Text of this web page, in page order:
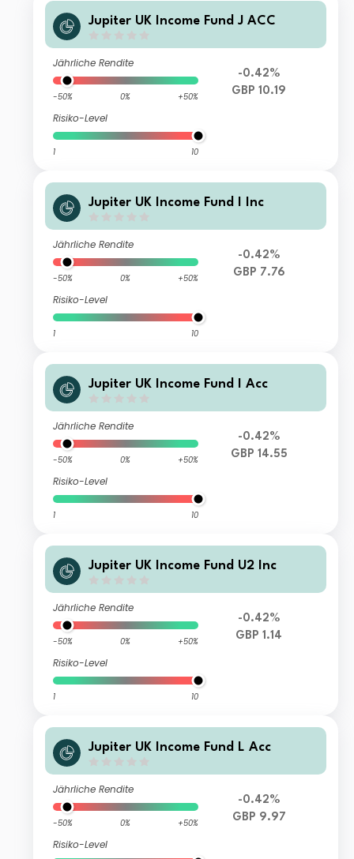
Jupiter UK Income Fund J ACC
Jährliche Rendite
-50% 0% +50%
Risiko-Level
1 10
-0.42%
GBP 10.19
Jupiter UK Income Fund I Inc
Jährliche Rendite
-50% 0% +50%
Risiko-Level
1 10
-0.42%
GBP 7.76
Jupiter UK Income Fund I Acc
Jährliche Rendite
-50% 0% +50%
Risiko-Level
1 10
-0.42%
GBP 14.55
Jupiter UK Income Fund U2 Inc
Jährliche Rendite
-50% 0% +50%
Risiko-Level
1 10
-0.42%
GBP 1.14
Jupiter UK Income Fund L Acc
Jährliche Rendite
-50% 0% +50%
Risiko-Level
-0.42%
GBP 9.97